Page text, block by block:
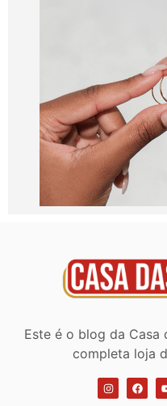
Este é o blog da Casa
completa loja